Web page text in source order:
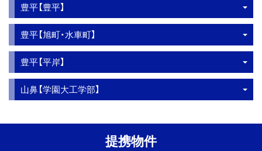
豊平【豊平】
豊平【旭町・水車町】
豊平【平岸】
山鼻【学園大工学部】
提携物件